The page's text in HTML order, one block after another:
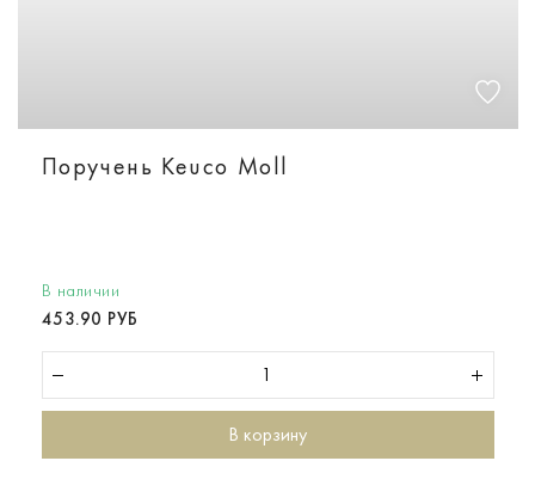
Поручень Keuco Moll
В наличии
453.90 РУБ
В корзину